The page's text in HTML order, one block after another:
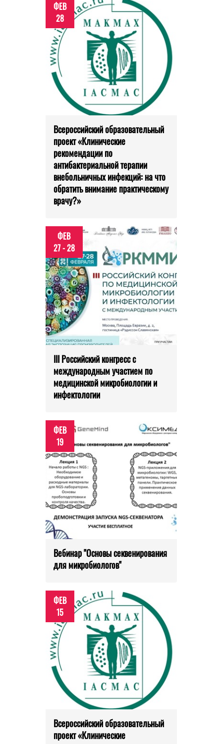
ФЕВ
28
Всероссийский образовательный
проект «Клинические
рекомендации по
антибактериальной терапии
внебольничных инфекций: на что
обратить внимание практическому
врачу?»
ФЕВ
27 - 28
III Российский конгресс с
международным участием по
медицинской микробиологии и
инфектологии
ФЕВ
19
Вебинар "Основы секвенирования
для микробиологов"
ФЕВ
15
Всероссийский образовательный
проект «Клинические